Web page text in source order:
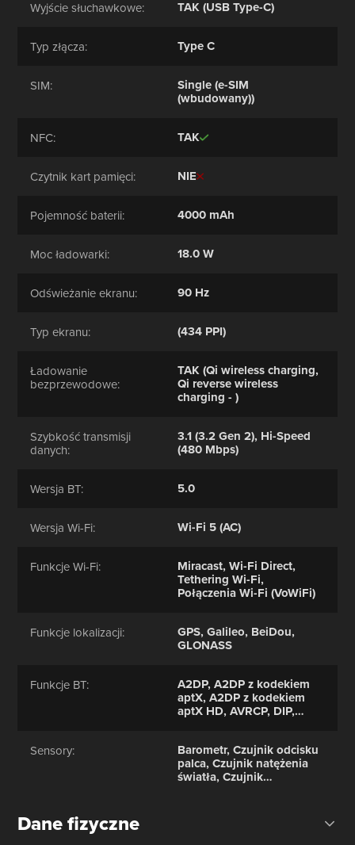
Wyjście słuchawkowe: TAK (USB Type-C)
Typ złącza: Type C
SIM: Single (e-SIM
(wbudowany))
NFC: TAK
Czytnik kart pamięci: NIE
Pojemność baterii: 4000 mAh
Moc ładowarki: 18.0 W
Odświeżanie ekranu: 90 Hz
Typ ekranu: (434 PPI)
Ładowanie
bezprzewodowe:
TAK (Qi wireless charging,
Qi reverse wireless
charging - )
Szybkość transmisji
danych:
3.1 (3.2 Gen 2), Hi-Speed
(480 Mbps)
Wersja BT: 5.0
Wersja Wi-Fi: Wi-Fi 5 (AC)
Funkcje Wi-Fi: Miracast, Wi-Fi Direct,
Tethering Wi-Fi,
Połączenia Wi-Fi (VoWiFi)
Funkcje lokalizacji: GPS, Galileo, BeiDou,
GLONASS
Funkcje BT: A2DP, A2DP z kodekiem
aptX, A2DP z kodekiem
aptX HD, AVRCP, DIP,
Sensory: Barometr, Czujnik odcisku
palca, Czujnik natężenia
światła, Czujnik
Dane fizyczne